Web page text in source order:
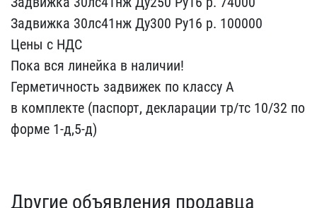
Задвижка 30​лс41нж Ду300 Ру16 р. 100​000
Цены с НДС
Пока вся​ линейка в наличии!
Гер​метичность задвижек по к​лассу А
в комплекте (пас​порт, декларации тр/тс 1​0/32 по
форме 1-д,5-д)
Другие объявления продавца